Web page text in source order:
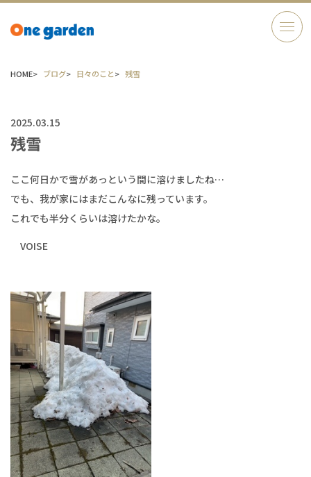
HOME ブログ 日々のこと 残雪
2025.03.15
残雪
ここ何日かで雪があっという間に溶けましたね…
でも、我が家にはまだこんなに残っています。
これでも半分くらいは溶けたかな。
VOISE